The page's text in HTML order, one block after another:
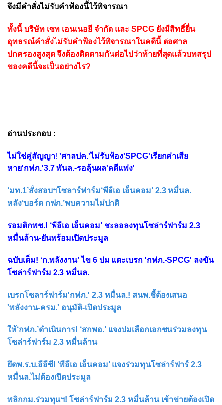
จึงมีคำสั่งไม่รับคำฟ้องนี้ไว้พิจารณา
ทั้งนี้ บริษัท เซท เอนเนอยี จำกัด และ SPCG ยังมีสิทธิ์ยื่น
อุทธรณ์คำสั่งไม่รับคำฟ้องไว้พิจารณาในคดีนี้ ต่อศาล
ปกครองสูงสุด จึงต้องติดตามกันต่อไปว่าท้ายที่สุดแล้วบทสรุป
ของคดีนี้จะเป็นอย่างไร?
อ่านประกอบ :
ไม่ใช่คู่สัญญา! 'ศาลปค.'ไม่รับฟ้อง'SPCG'เรียกค่าเสีย
หาย'กฟภ.'3.7 พันล.-รอลุ้นผล'คดีแพ่ง'
‘มท.1’สั่งสอบฯโซลาร์ฟาร์ม‘พีอีเอ เอ็นคอม’ 2.3 หมื่นล.
หลัง‘บอร์ด กฟภ.’พบความไม่ปกติ
รอมติกพช.! ‘พีอีเอ เอ็นคอม’ ชะลอลงทุนโซล่าร์ฟาร์ม 2.3
หมื่นล้าน-ยันพร้อมเปิดประมูล
ฉบับเต็ม! ‘ก.พลังงาน’ ไข 6 ปม แตะเบรก 'กฟภ.-SPCG' ลงขัน
โซล่าร์ฟาร์ม 2.3 หมื่นล.
เบรกโซลาร์ฟาร์ม'กฟภ.' 2.3 หมื่นล.! สนพ.ชี้ต้องเสนอ
'พลังงาน-ครม.' อนุมัติ-เปิดประมูล
ให้‘กฟภ.’ดำเนินการ! ‘สกพอ.’ แจงปมเลือกเอกชนร่วมลงทุน
โซล่าร์ฟาร์ม 2.3 หมื่นล้าน
ยึดพ.ร.บ.อีอีซี! ‘พีอีเอ เอ็นคอม’ แจงร่วมทุนโซล่าร์ฟาร์ 2.3
หมื่นล.ไม่ต้องเปิดประมูล
พลิกกม.ร่วมทุนฯ! โซล่าร์ฟาร์ม 2.3 หมื่นล้าน เข้าข่ายต้องเปิด